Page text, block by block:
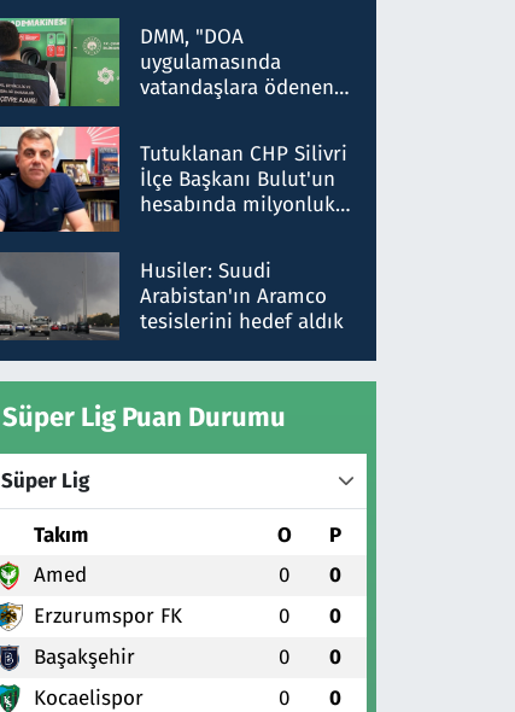
DMM, "DOA
uygulamasında
vatandaşlara ödenen
düşürüldüğü" iddiasını
yalanladı
Tutuklanan CHP Silivri
İlçe Başkanı Bulut'un
hesabında milyonluk
talimat verdi, ben
gönderdim
Husiler: Suudi
Arabistan'ın Aramco
tesislerini hedef aldık
Süper Lig Puan Durumu
Süper Lig
Takım O P
Amed 0 0
Erzurumspor FK 0 0
Başakşehir 0 0
Kocaelispor 0 0